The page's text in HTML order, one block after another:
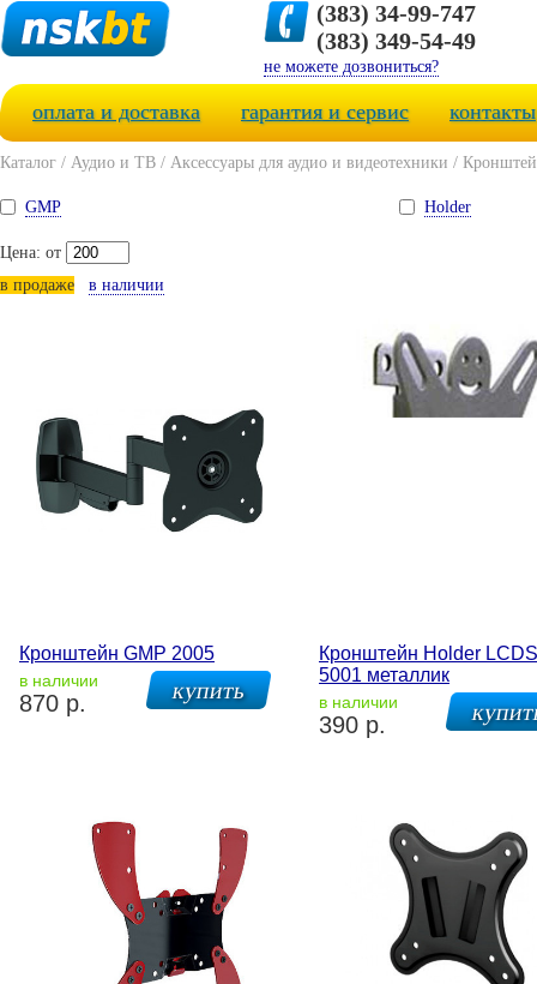
(383) 34-99-747
(383) 349-54-49
не можете дозвониться?
оплата и доставка гарантия и сервис контакты
Каталог / Аудио и ТВ / Аксессуары для аудио и видеотехники /
GMP Holder
Цена: от
в продаже
в наличии
Кронштейн GMP 2005
в наличии
870 р.
Кронштейн Holder
5001 металлик
в наличии
390 р.